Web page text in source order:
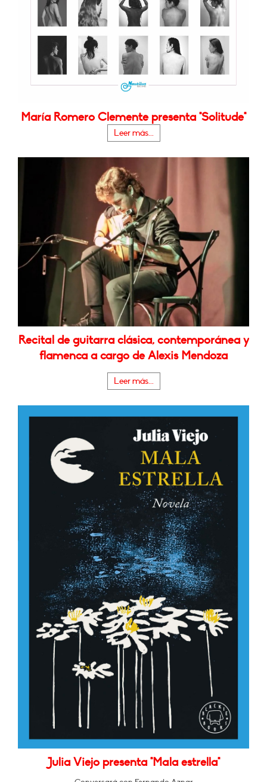
María Romero Clemente presenta "Solitude"
Leer más...
Recital de guitarra clásica, contemporánea y
flamenca a cargo de Alexis Mendoza
Leer más...
Julia Viejo presenta "Mala estrella"